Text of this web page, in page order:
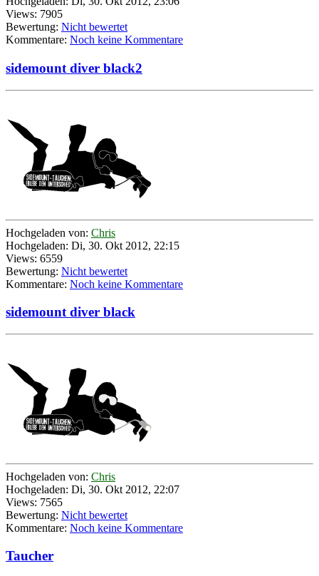
Views: 7905
Bewertung: Nicht bewertet
Kommentare: Noch keine Kommentare
sidemount diver black2
Hochgeladen von: Chris
Hochgeladen: Di, 30. Okt 2012, 22:15
Views: 6559
Bewertung: Nicht bewertet
Kommentare: Noch keine Kommentare
sidemount diver black
Hochgeladen von: Chris
Hochgeladen: Di, 30. Okt 2012, 22:07
Views: 7565
Bewertung: Nicht bewertet
Kommentare: Noch keine Kommentare
Taucher